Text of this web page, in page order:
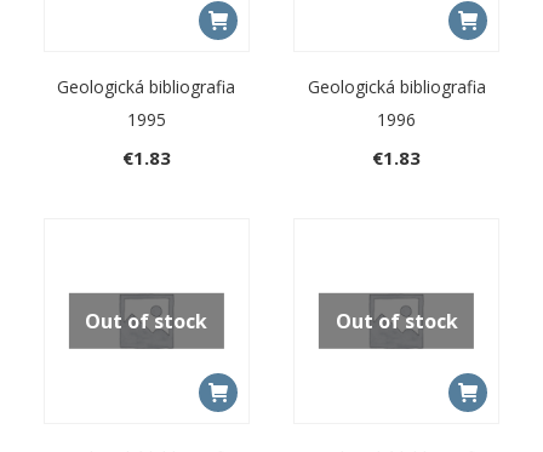
Geologická bibliografia
1995
€1.83
Geologická bibliografia
1996
€1.83
Out of stock Out of stock